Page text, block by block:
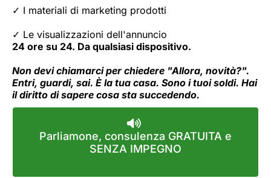
✓ I materiali di marketing prodotti
✓ Le visualizzazioni dell'annuncio
24 ore su 24. Da qualsiasi dispositivo.
Non devi chiamarci per chiedere "Allora, novità?".
Entri, guardi, sai. È la tua casa. Sono i tuoi soldi. Hai
il diritto di sapere cosa sta succedendo.
Parliamone, consulenza GRATUITA e
SENZA IMPEGNO